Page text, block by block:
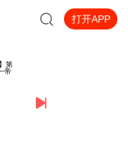
打开APP